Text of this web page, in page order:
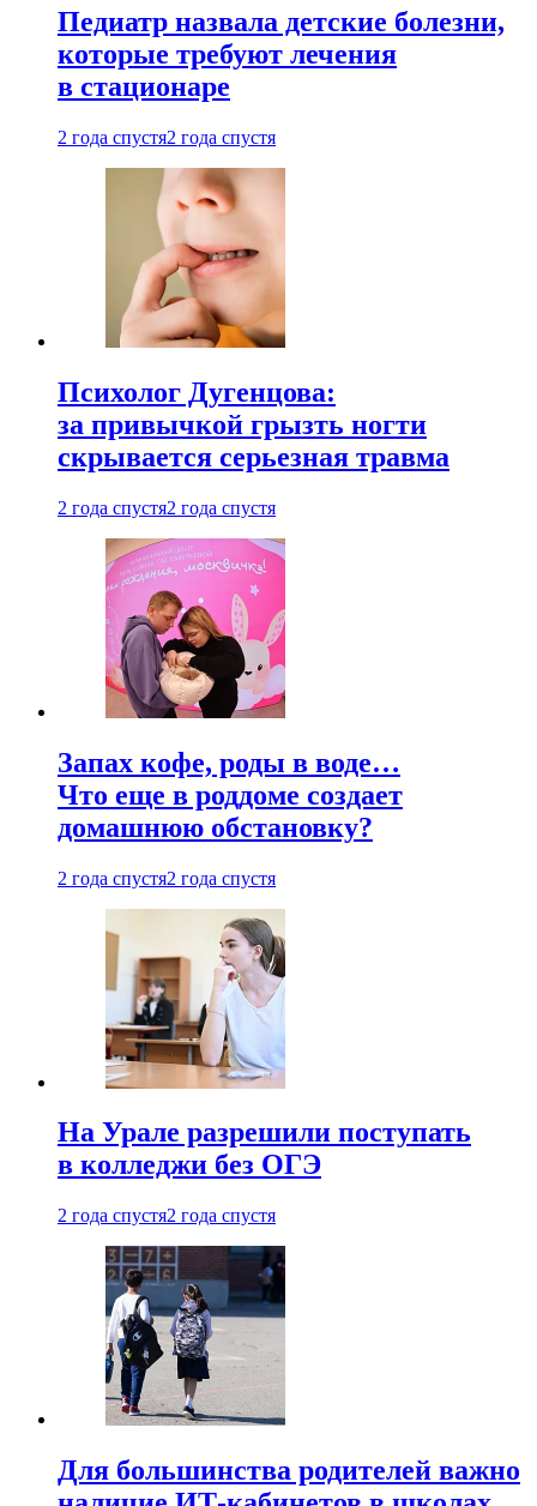
Педиатр назвала детские болезни,
которые требуют лечения
в стационаре
2 года спустя2 года спустя
Психолог Дугенцова:
за привычкой грызть ногти
скрывается серьезная травма
2 года спустя2 года спустя
Запах кофе, роды в воде…
Что еще в роддоме создает
домашнюю обстановку?
2 года спустя2 года спустя
На Урале разрешили поступать
в колледжи без ОГЭ
2 года спустя2 года спустя
Для большинства родителей важно